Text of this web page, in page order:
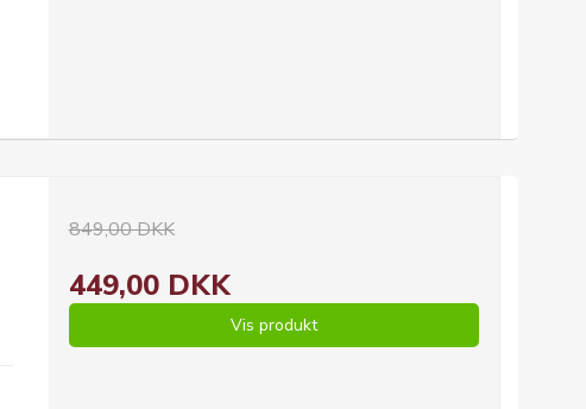
849,00 DKK
449,00 DKK
Vis produkt